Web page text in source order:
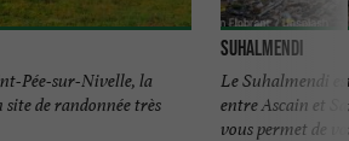
Pée-sur-Nivelle, la
de randonnée très
Suhalmendi
Le Suhalmendi
entre Ascain et
vous permet de